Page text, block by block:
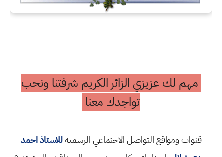
مهم لك عزيزي الزائر الكريم شرفتنا ونحب
تواجدك معنا
قنوات ومواقع التواصل الاجتماعي الرسميةللاستاذ احمد